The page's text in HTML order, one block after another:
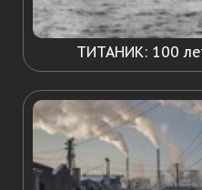
ТИТАНИК: 100